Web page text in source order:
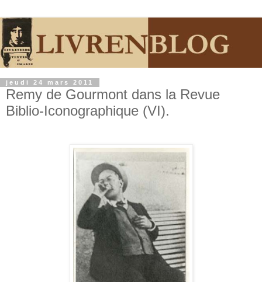
jeudi 24 mars 2011
Remy de Gourmont dans la Revue
Biblio-Iconographique (VI).